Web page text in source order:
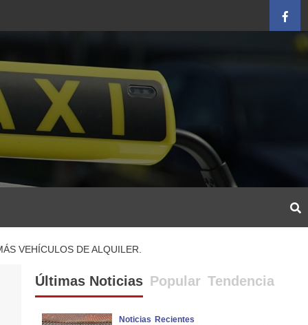
VEHÍCULOS DE ALQUILER.
Últimas Noticias Popular Tendencia
Noticias Recientes